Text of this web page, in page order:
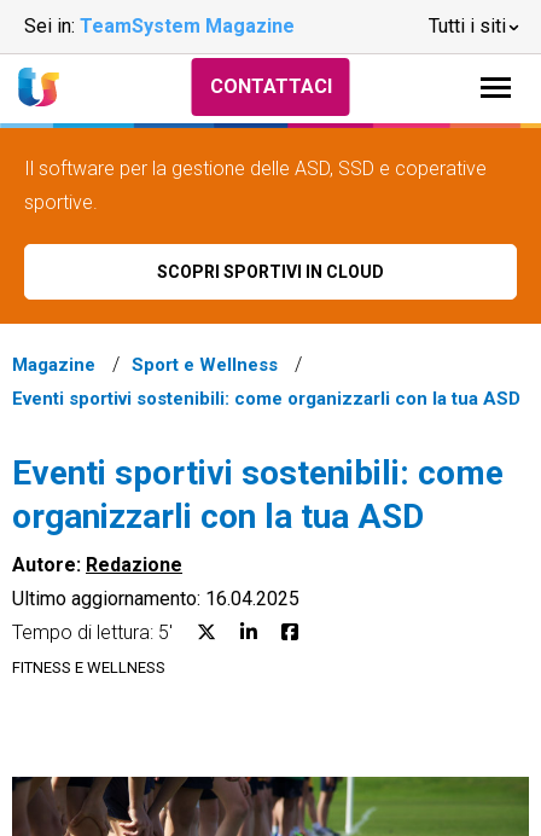
Sei in: TeamSystem Magazine Tutti i siti
Email Marketing
CONTATTACI
Il software per la gestione delle ASD, SSD e coperative
sportive.
SCOPRI SPORTIVI IN CLOUD
Magazine
Sport e Wellness
Eventi sportivi sostenibili: come organizzarli con la tua ASD
Eventi sportivi sostenibili: come
organizzarli con la tua ASD
Autore: Redazione
Ultimo aggiornamento: 16.04.2025
Tempo di lettura: 5'
FITNESS E WELLNESS